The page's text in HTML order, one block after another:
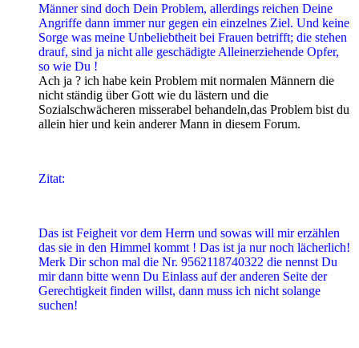
Männer sind doch Dein Problem, allerdings reichen Deine
Angriffe dann immer nur gegen ein einzelnes Ziel. Und keine
Sorge was meine Unbeliebtheit bei Frauen betrifft; die stehen
drauf, sind ja nicht alle geschädigte Alleinerziehende Opfer,
so wie Du !
Ach ja ? ich habe kein Problem mit normalen Männern die
nicht ständig über Gott wie du lästern und die
Sozialschwächeren misserabel behandeln,das Problem bist du
allein hier und kein anderer Mann in diesem Forum.
Zitat:
Das ist Feigheit vor dem Herrn und sowas will mir erzählen
das sie in den Himmel kommt ! Das ist ja nur noch lächerlich!
Merk Dir schon mal die Nr. 9562118740322 die nennst Du
mir dann bitte wenn Du Einlass auf der anderen Seite der
Gerechtigkeit finden willst, dann muss ich nicht solange
suchen!